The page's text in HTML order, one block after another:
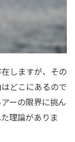
しますが、その
どこにあるので
ーの限界に挑ん
理論がありま